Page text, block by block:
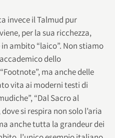
invece il Talmud pur
per la sua ricchezza,
ambito “laico”. Non stiamo
dello
ma anche delle
vita ai moderni testi di
“Dal Sacro al
si respira non solo l’aria
anche tutta la grandeur dei